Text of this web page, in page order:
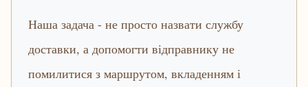
Наша задача - не просто назвати службу
доставки, а допомогти відправнику не
помилитися з маршрутом, вкладенням і